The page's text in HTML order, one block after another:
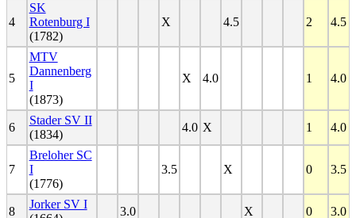
4
SK
Rotenburg I
(1782)
X 4.5 2 4.5
5
MTV
Dannenberg
I
(1873)
X 4.0 1 4.0
6
Stader SV II
(1834)
4.0 X 1 4.0
7
Breloher SC
I
(1776)
3.5 X 0 3.5
8
Jorker SV I
3.0 X 0 3.0